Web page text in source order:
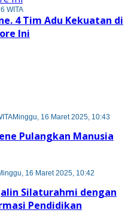
WITA
4 Tim Adu Kekuatan di
Ini
Minggu, 16 Maret 2025, 10:43
Pulangkan Manusia
16 Maret 2025, 10:42
Silaturahmi dengan
Pendidikan